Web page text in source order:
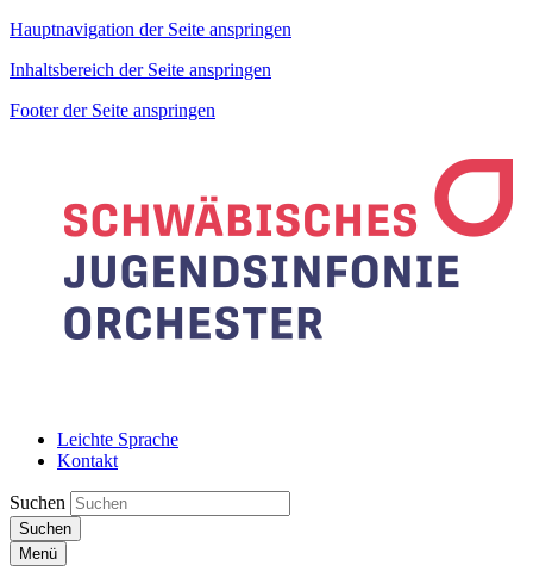
Hauptnavigation der Seite anspringen
Inhaltsbereich der Seite anspringen
Footer der Seite anspringen
Leichte Sprache
Kontakt
Suchen
Suchen
Menü